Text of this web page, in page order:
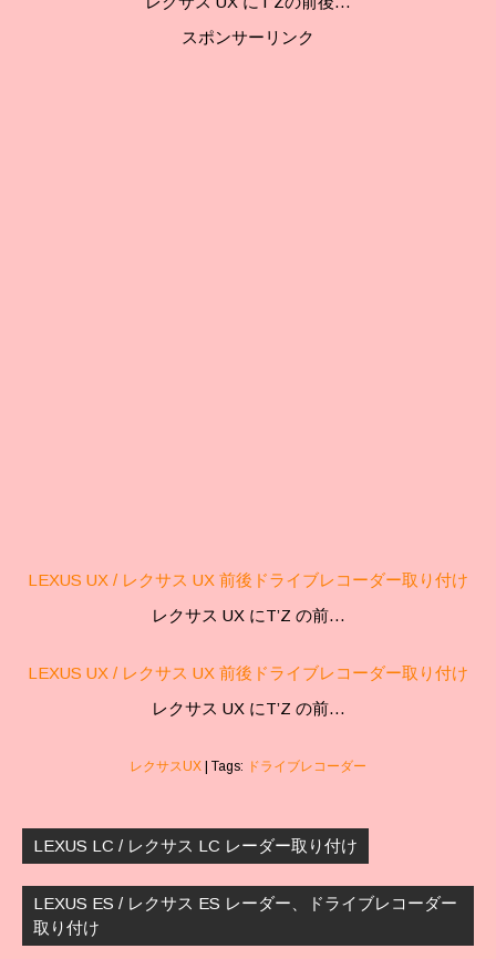
スポンサーリンク
LEXUS UX / レクサス UX 前後ドライブレコーダー取り付け
レクサス UX にT’Z の前…
LEXUS UX / レクサス UX 前後ドライブレコーダー取り付け
レクサス UX にT’Z の前…
レクサスUX | Tags: ドライブレコーダー
稿
ナ
ビ
ゲ
ー
LEXUS LC / レクサス LC レーダー取り付け
LEXUS ES / レクサス ES レーダー、ドライブレコーダー
取り付け